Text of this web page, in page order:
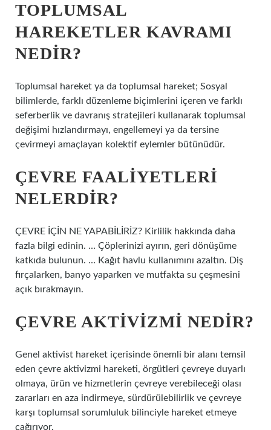
TOPLUMSAL
HAREKETLER KAVRAMI
NEDIR?
Toplumsal hareket ya da toplumsal hareket; Sosyal
bilimlerde, farklı düzenleme biçimlerini içeren ve farklı
seferberlik ve davranış stratejileri kullanarak toplumsal
değişimi hızlandırmayı, engellemeyi ya da tersine
çevirmeyi amaçlayan kolektif eylemler bütünüdür.
ÇEVRE FAALIYETLERI
NELERDIR?
ÇEVRE İÇİN NE YAPABİLİRİZ? Kirlilik hakkında daha
fazla bilgi edinin. … Çöplerinizi ayırın, geri dönüşüme
katkıda bulunun. … Kağıt havlu kullanımını azaltın. Diş
fırçalarken, banyo yaparken ve mutfakta su çeşmesini
açık bırakmayın.
ÇEVRE AKTIVIZMI NEDIR?
Genel aktivist hareket içerisinde önemli bir alanı temsil
eden çevre aktivizmi hareketi, örgütleri çevreye duyarlı
olmaya, ürün ve hizmetlerin çevreye verebileceği olası
zararları en aza indirmeye, sürdürülebilirlik ve çevreye
karşı toplumsal sorumluluk bilinciyle hareket etmeye
çağırıyor.